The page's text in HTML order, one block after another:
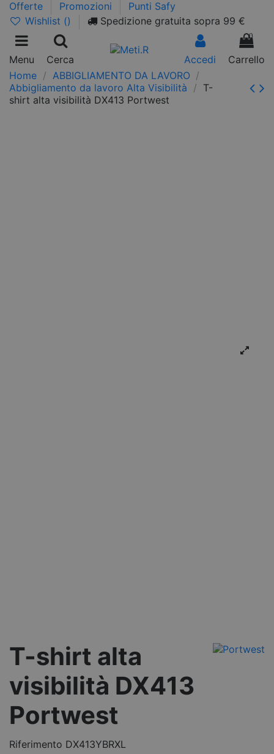
Offerte Promozioni
Punti Safy
Wishlist () Spedizione gratuita sopra 99 €
Menu Cerca Accedi
0
Carrello
Home
ABBIGLIAMENTO DA LAVORO
Abbigliamento da lavoro Alta Visibilità
T-
shirt alta visibilità DX413 Portwest
T-shirt alta
visibilità DX413
Portwest
Riferimento DX413YBRXL